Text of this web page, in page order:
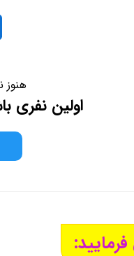
اولین نفری